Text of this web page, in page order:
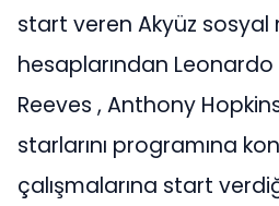
start veren Akyüz sosyal
hesaplarından
Reeves , Anthony
starlarını programına
çalışmalarına start